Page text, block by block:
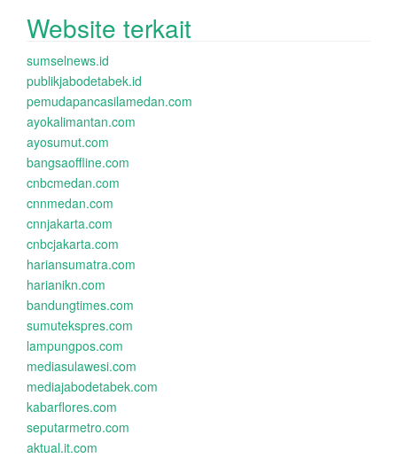
Website terkait
sumselnews.id
publikjabodetabek.id
pemudapancasilamedan.com
ayokalimantan.com
ayosumut.com
bangsaoffline.com
cnbcmedan.com
cnnmedan.com
cnnjakarta.com
cnbcjakarta.com
hariansumatra.com
harianikn.com
bandungtimes.com
sumutekspres.com
lampungpos.com
mediasulawesi.com
mediajabodetabek.com
kabarflores.com
seputarmetro.com
aktual.it.com